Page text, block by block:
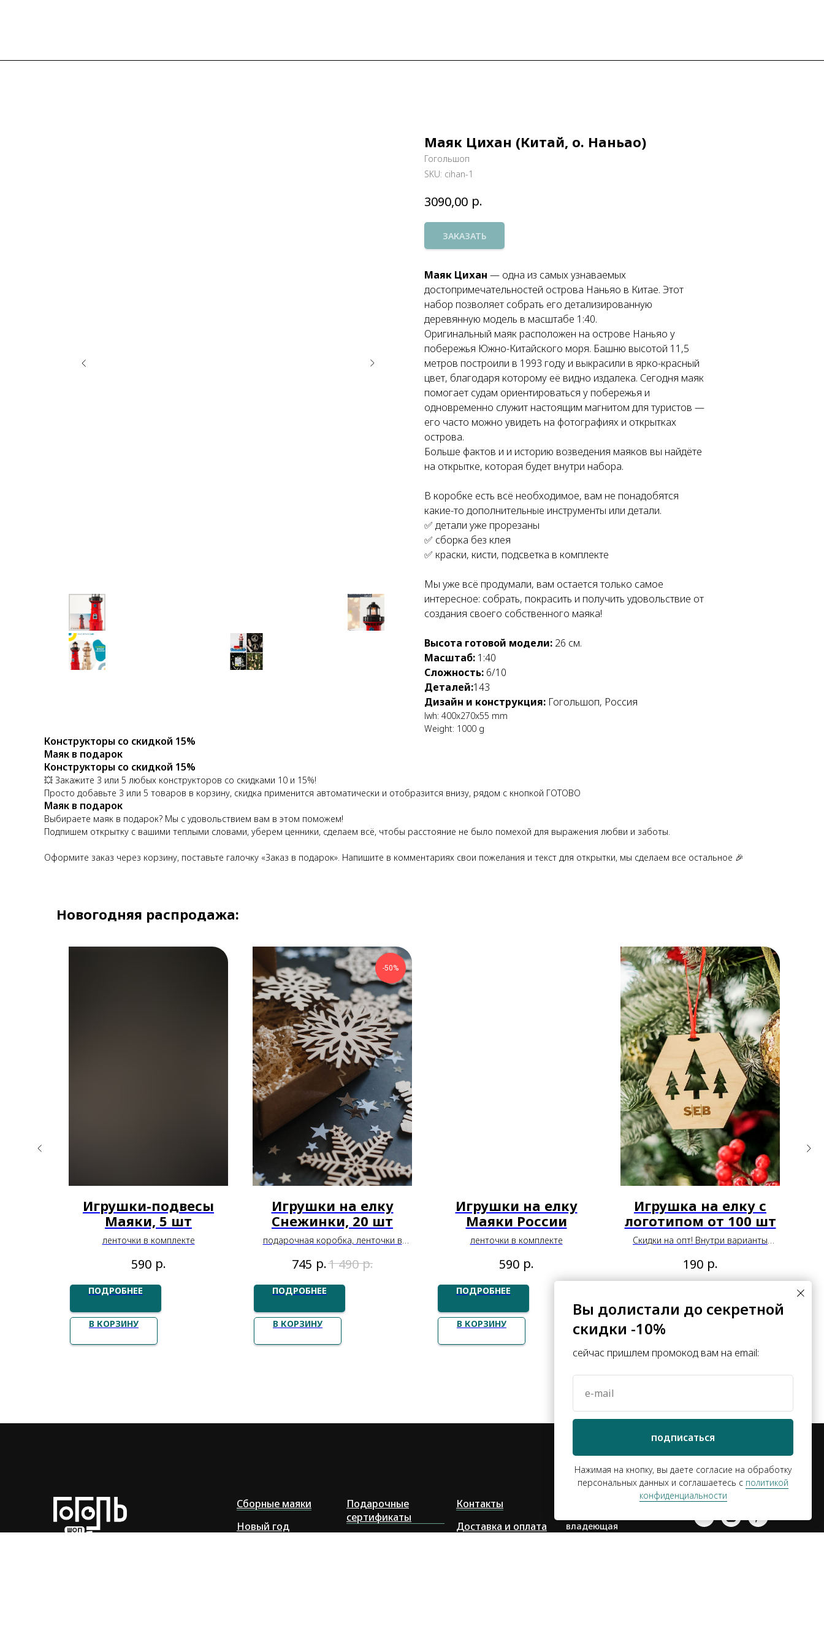
Маяк Цихан (Китай, о. Наньао)
Гогольшоп
SKU: cihan-1
3090,00 р.
ЗАКАЗАТЬ
Маяк Цихан — одна из самых узнаваемых
достопримечательностей острова Наньяо в Китае. Этот
набор позволяет собрать его детализированную
деревянную модель в масштабе 1:40.
Оригинальный маяк расположен на острове Наньяо у
побережья Южно-Китайского моря. Башню высотой 11,5
метров построили в 1993 году и выкрасили в ярко-красный
цвет, благодаря которому её видно издалека. Сегодня маяк
помогает судам ориентироваться у побережья и
одновременно служит настоящим магнитом для туристов —
его часто можно увидеть на фотографиях и открытках
острова.
Больше фактов и и историю возведения маяков вы найдёте
на открытке, которая будет внутри набора.
В коробке есть всё необходимое, вам не понадобятся
какие-то дополнительные инструменты или детали.
✅ детали уже прорезаны
✅ сборка без клея
✅ краски, кисти, подсветка в комплекте
Мы уже всё продумали, вам остается только самое
интересное: собрать, покрасить и получить удовольствие от
создания своего собственного маяка!
Высота готовой модели: 26 см.
Масштаб: 1:40
Сложность: 6/10
Деталей:143
Дизайн и конструкция: Гогольшоп, Россия
lwh: 400x270x55 mm
Weight: 1000 g
Конструкторы со скидкой 15%
Маяк в подарок
Конструкторы со скидкой 15%
💥 Закажите 3 или 5 любых конструкторов со скидками 10 и 15%!
Просто добавьте 3 или 5 товаров в корзину, скидка применится автоматически и отобразится внизу, рядом с кнопкой ГОТОВО
Маяк в подарок
Выбираете маяк в подарок? Мы с удовольствием вам в этом поможем!
Подпишем открытку с вашими теплыми словами, уберем ценники, сделаем всё, чтобы расстояние не было помехой для выражения любви и заботы.
Оформите заказ через корзину, поставьте галочку «Заказ в подарок». Напишите в комментариях свои пожелания и текст для открытки, мы сделаем все остальное 🎉
Новогодняя распродажа:
Игрушки-подвесы
Маяки, 5 шт
ленточки в комплекте
590 р.
ПОДРОБНЕЕ
В КОРЗИНУ
-50%
Игрушки на елку
Снежинки, 20 шт
подарочная коробка, ленточки в
745 р.1 490 р.
ПОДРОБНЕЕ
В КОРЗИНУ
Игрушки на елку
Маяки России
ленточки в комплекте
590 р.
ПОДРОБНЕЕ
В КОРЗИНУ
Игрушка на елку с
логотипом от 100 шт
Скидки на опт! Внутри варианты
190 р.
В КОРЗИНУ
Вы долистали до секретной
скидки -10%
сейчас пришлем промокод вам на email:
e-mail
подписаться
Нажимая на кнопку, вы даете согласие на обработку
персональных данных и соглашаетесь c политикой
конфиденциальности
Сборные маяки
Новый год
Подарочные
сертификаты
Контакты
Доставка и оплата
владеющая